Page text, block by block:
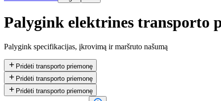
Palygink elektrines transporto
Palygink specifikacijas, įkrovimą ir maršruto našumą
 Pridėti transporto priemonę
 Pridėti transporto priemonę
 Pridėti transporto priemonę